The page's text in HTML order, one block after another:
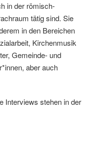
in der römisch-
tätig sind. Sie
in den Bereichen
Kirchenmusik
Gemeinde- und
aber auch
Interviews stehen in der